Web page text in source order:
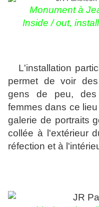
Monument à
Inside / out,
L'installation
permet de voir
gens de peu,
femmes dans ce
galerie de portraits
collée à l'extérieur
réfection et à